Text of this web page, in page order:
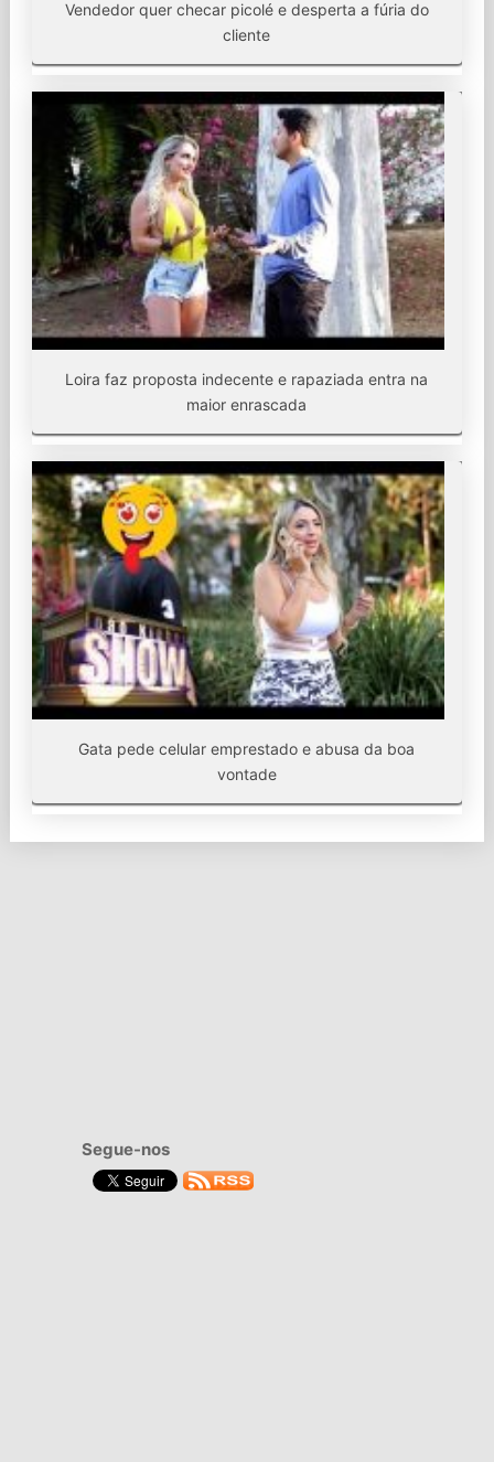
Vendedor quer checar picolé e desperta a fúria do
cliente
Loira faz proposta indecente e rapaziada entra na
maior enrascada
Gata pede celular emprestado e abusa da boa
vontade
Segue-nos